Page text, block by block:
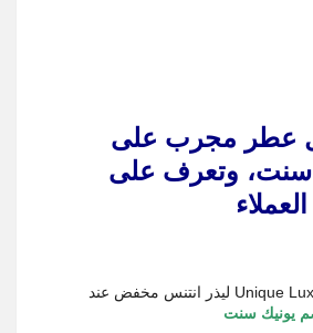
عطر مجرب على
سنت، وتعرف على
اشتري عطر Unique Luxury ليذر انتنس مخفض عند
يونيك سنت